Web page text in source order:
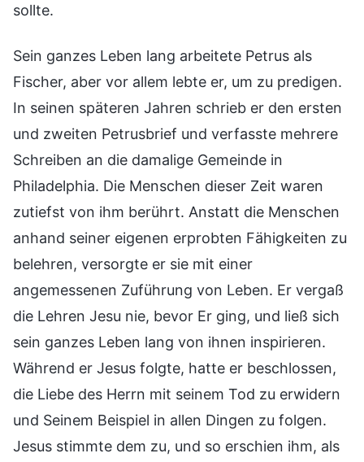
sollte.
Sein ganzes Leben lang arbeitete Petrus als
Fischer, aber vor allem lebte er, um zu predigen.
In seinen späteren Jahren schrieb er den ersten
und zweiten Petrusbrief und verfasste mehrere
Schreiben an die damalige Gemeinde in
Philadelphia. Die Menschen dieser Zeit waren
zutiefst von ihm berührt. Anstatt die Menschen
anhand seiner eigenen erprobten Fähigkeiten zu
belehren, versorgte er sie mit einer
angemessenen Zuführung von Leben. Er vergaß
die Lehren Jesu nie, bevor Er ging, und ließ sich
sein ganzes Leben lang von ihnen inspirieren.
Während er Jesus folgte, hatte er beschlossen,
die Liebe des Herrn mit seinem Tod zu erwidern
und Seinem Beispiel in allen Dingen zu folgen.
Jesus stimmte dem zu, und so erschien ihm, als